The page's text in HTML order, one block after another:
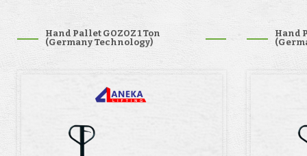
Hand Pallet GOZOZ 1 Ton
(Germany Technology)
Hand